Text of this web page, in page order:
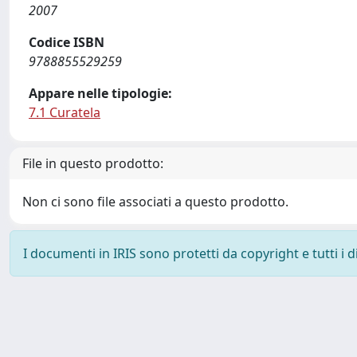
2007
Codice ISBN
9788855529259
Appare nelle tipologie:
7.1 Curatela
File in questo prodotto:
Non ci sono file associati a questo prodotto.
I documenti in IRIS sono protetti da copyright e tutti i